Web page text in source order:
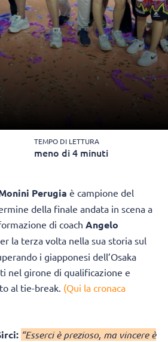
TEMPO DI LETTURA
meno di 4 minuti
Perugia è campione del
della finale andata in scena a
di coach Angelo
la terza volta nella sua storia sul
i giapponesi dell’Osaka
nel girone di qualificazione e
al tie-break. (Qui la cronaca
“Esserci è prezioso, ma vincere è